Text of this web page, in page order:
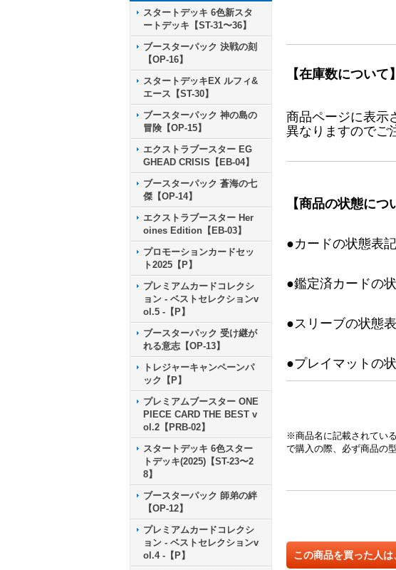
スタートデッキ 6色新スタ
ートデッキ【ST-31〜36】
ブースターパック 決戦の刻
【OP-16】
スタートデッキEX ルフィ&
エース【ST-30】
ブースターパック 神の島の
冒険【OP-15】
エクストラブースター EG
GHEAD CRISIS【EB-04】
ブースターパック 蒼海の七
傑【OP-14】
エクストラブースター Her
oines Edition【EB-03】
プロモーションカードセッ
ト2025【P】
プレミアムカードコレクシ
ョン - ベストセレクションv
ol.5 -【P】
ブースターパック 受け継が
れる意志【OP-13】
トレジャーキャンペーンパ
ック【P】
プレミアムブースター ONE
PIECE CARD THE BEST v
ol.2【PRB-02】
スタートデッキ 6色スター
トデッキ(2025)【ST-23〜2
8】
ブースターパック 師弟の絆
【OP-12】
プレミアムカードコレクシ
ョン - ベストセレクションv
ol.4 -【P】
【在庫数について】
商品ページに表示
異なりますのでご
【商品の状態につ
●カードの状態表
●鑑定済カードの
●スリーブの状態
●プレイマットの
※商品名に記載されてい
で購入の際、必ず商品の
この商品を買った人